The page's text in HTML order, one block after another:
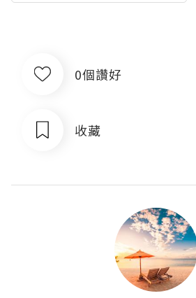
0個讚好
收藏